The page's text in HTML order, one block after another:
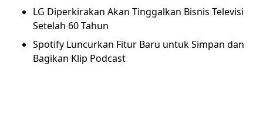
LG Diperkirakan Akan Tinggalkan Bisnis Televisi
Setelah 60 Tahun
Spotify Luncurkan Fitur Baru untuk Simpan dan
Bagikan Klip Podcast